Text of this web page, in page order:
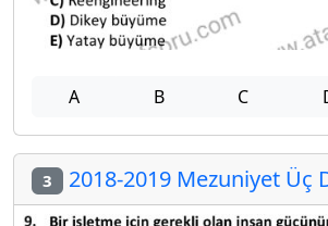
A B C
3 2018-2019 Mezuniyet Üç